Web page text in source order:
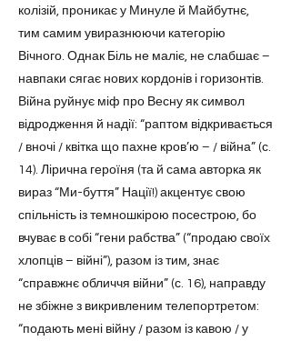
колізій, проникає у Минуле й Майбутнє,
тим самим увиразнюючи категорію
Вічного. Однак Біль не маліє, не слабшає –
навпаки сягає нових кордонів і горизонтів.
Війна руйнує міф про Весну як символ
відродження й надії: “раптом відкривається
/ вночі / квітка що пахне кров’ю – / війна” (с.
14). Лірична героїня (та й сама авторка як
вираз “Ми-буття” Нації!) акцентує свою
спільність із темношкірою посестрою, бо
вчуває в собі “гени рабства” (“продаю своїх
хлопців – війні”), разом із тим, знає
“справжнє обличчя війни” (с. 16), направду
не збіжне з викривленим телепортретом:
“подають мені війну / разом із кавою / у